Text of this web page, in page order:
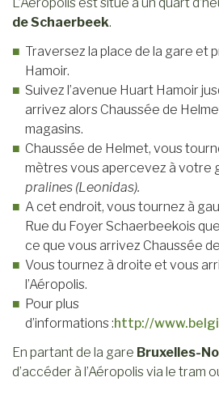
de Schaerbeek.
Traversez la place de la gare et
Hamoir.
Suivez l’avenue Huart Hamoir
arrivez alors Chaussée de
magasins.
Chaussée de Helmet, vous
mètres vous apercevez à votre
pralines (Leonidas).
A cet endroit, vous tournez à
Rue du Foyer Schaerbeekois
ce que vous arrivez Chaussée
Vous tournez à droite et vous
l’Aéropolis.
Pour plus
d’informations :http://
En partant de la gare Bruxelles-
d’accéder à l’Aéropolis via le tram